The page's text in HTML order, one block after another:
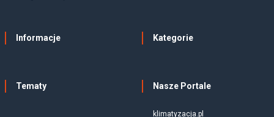
Informacje Kategorie
Tematy Nasze Portale
klimatyzacja.pl